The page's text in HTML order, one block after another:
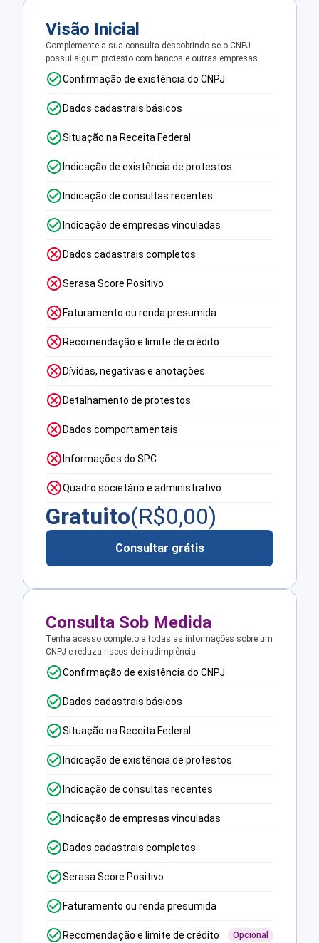
Visão Inicial
Complemente a sua consulta descobrindo se o CNPJ
possui algum protesto com bancos e outras empresas.
Confirmação de existência do CNPJ
Dados cadastrais básicos
Situação na Receita Federal
Indicação de existência de protestos
Indicação de consultas recentes
Indicação de empresas vinculadas
Dados cadastrais completos
Serasa Score Positivo
Faturamento ou renda presumida
Recomendação e limite de crédito
Dívidas, negativas e anotações
Detalhamento de protestos
Dados comportamentais
Informações do SPC
Quadro societário e administrativo
Gratuito(R$0,00)
Consultar grátis
Consulta Sob Medida
Tenha acesso completo a todas as informações sobre um
CNPJ e reduza riscos de inadimplência.
Confirmação de existência do CNPJ
Dados cadastrais básicos
Situação na Receita Federal
Indicação de existência de protestos
Indicação de consultas recentes
Indicação de empresas vinculadas
Dados cadastrais completos
Serasa Score Positivo
Faturamento ou renda presumida
Recomendação e limite de crédito Opcional